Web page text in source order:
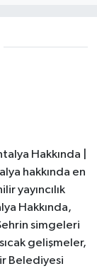
Hakkında |
hakkında en
yayıncılık
Hakkında,
simgeleri
gelişmeler,
Belediyesi